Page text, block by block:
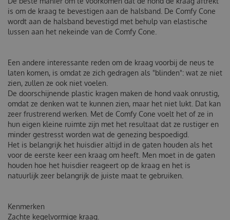
is om de kraag te bevestigen aan de halsband. De Comfy Cone
wordt aan de halsband bevestigd met behulp van elastische
lussen aan het nekeinde van de Comfy Cone.
Een andere interessante reden om de kraag voorbij de neus te
laten komen, is omdat ze zich gedragen als "blinden": wat ze niet
zien, zullen ze ook niet voelen.
De doorschijnende plastic kragen maken de hond vaak onrustig,
omdat ze denken wat te kunnen zien, maar het niet lukt. Dat kan
zeer frustrerend werken. Met de Comfy Cone voelt het of ze in
hun eigen kleine ruimte zijn met het resultaat dat ze rustiger en
minder gestresst worden wat de genezing bespoedigd.
Het is belangrijk het huisdier altijd in de gaten houden als het
voor de eerste keer een kraag om heeft. Men moet in de gaten
houden hoe het huisdier reageert op de kraag en het is
natuurlijk zeer belangrijk de juiste maat te gebruiken.
Kenmerken
Zachte kegelvormige kraag.